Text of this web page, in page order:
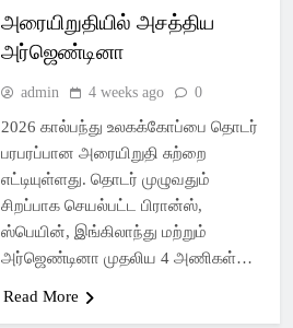
அரையிறுதியில் அசத்திய
அர்ஜெண்டினா
admin 4 weeks ago 0
2026 கால்பந்து உலகக்கோப்பை தொடர்
பரபரப்பான அரையிறுதி சுற்றை
எட்டியுள்ளது. தொடர் முழுவதும்
சிறப்பாக செயல்பட்ட பிரான்ஸ்,
ஸ்பெயின், இங்கிலாந்து மற்றும்
அர்ஜெண்டினா முதலிய 4 அணிகள்…
Read More